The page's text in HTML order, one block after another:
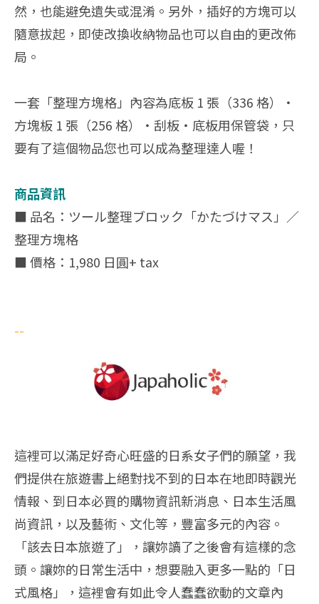
然，也能避免遺失或混淆。另外，插好的方塊可以
隨意拔起，即使改換收納物品也可以自由的更改佈
局。
一套「整理方塊格」內容為底板 1 張（336 格）・
方塊板 1 張（256 格）・刮板・底板用保管袋，只
要有了這個物品您也可以成為整理達人喔！
商品資訊
■ 品名：ツール整理ブロック「かたづけマス」／
整理方塊格
■ 價格：1,980 日圓+ tax
--
這裡可以滿足好奇心旺盛的日系女子們的願望，我
們提供在旅遊書上絕對找不到的日本在地即時觀光
情報、到日本必買的購物資訊新消息、日本生活風
尚資訊，以及藝術、文化等，豐富多元的內容。
「該去日本旅遊了」，讓妳讀了之後會有這樣的念
頭。讓妳的日常生活中，想要融入更多一點的「日
式風格」，這裡會有如此令人蠢蠢欲動的文章內